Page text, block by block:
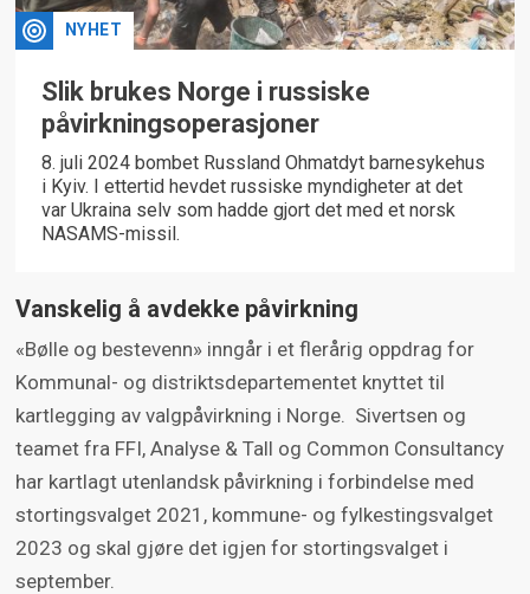
NYHET
Slik brukes Norge i russiske
påvirkningsoperasjoner
8. juli 2024 bombet Russland Ohmatdyt barnesykehus
i Kyiv. I ettertid hevdet russiske myndigheter at det
var Ukraina selv som hadde gjort det med et norsk
NASAMS-missil.
Vanskelig å avdekke påvirkning
«Bølle og bestevenn» inngår i et flerårig oppdrag for
Kommunal- og distriktsdepartementet knyttet til
kartlegging av valgpåvirkning i Norge. Sivertsen og
teamet fra FFI, Analyse & Tall og Common Consultancy
har kartlagt utenlandsk påvirkning i forbindelse med
stortingsvalget 2021, kommune- og fylkestingsvalget
2023 og skal gjøre det igjen for stortingsvalget i
september.